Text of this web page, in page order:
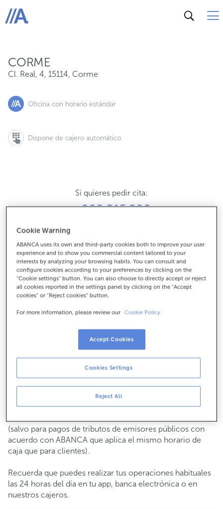
ABANCA
CORME
Cl. Real, 4, 15114, Corme
Oficina con horario estándar
Dispone de cajero automático
Si quieres pedir cita:
900 815 200
981738141
Cómo llegar
Gestiones comerciales
8:15 a 14:00.
cita previay te atenderemos el día y hora
Operaciones con efectivo
Clientes: de lunes a viernes de 8:15 a 11:00
Si no eres cliente, el horario de caja será losmartes y
(salvo para pagos de tributos de emisores públicos con
acuerdo con ABANCA que aplica el mismo horario de
caja que para clientes).
Recuerda que puedes realizar tus operaciones habituales
las 24 horas del día en tu app, banca electrónica o en
nuestros cajeros.
Cookie Warning
ABANCA uses its own and third-party cookies both to improve your user
experience and to show you commercial content tailored to your
interests by analyzing your browsing habits. You can consult and
configure cookies according to your preferences by clicking on the
"Cookie settings" button. You can also choose to directly accept or reject
all cookies reported in the settings panel by clicking on the "Accept
cookies" or "Reject cookies" button.
For more information, please review our Cookie Policy.
Reject All
Cookies Settings
Accept Cookies
Cl. Real, 4, 15114, Corme